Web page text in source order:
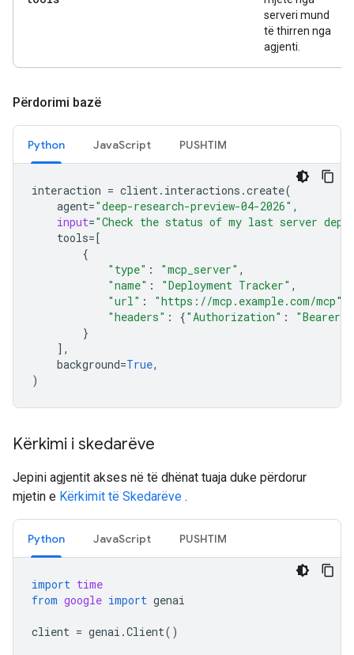
serveri mund
të thirren nga
agjenti.
Përdorimi bazë
Python JavaScript PUSHTIM
interaction = client. interactions .create(
agent="deep-research-preview-04-2026" ,
input="Check the status of my last server
tools=[
{
"type" : "mcp_server" ,
"name" : "Deployment Tracker" ,
"url" : "https://mcp.example.com/mcp"
"headers" : {"Authorization" :
"Bearer
}
],
background=True,
)
Kërkimi i skedarëve
Jepini agjentit akses në të dhënat tuaja duke përdorur
mjetin e Kërkimit të Skedarëve .
Python JavaScript PUSHTIM
import time
from google import genai
client = genai .Client()